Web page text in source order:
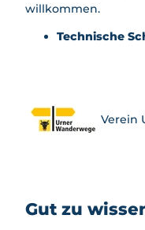
willkommen.
Technische
Verein
Gut zu